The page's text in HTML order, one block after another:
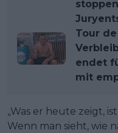
Tour
endet
mit
„Was er heute zeigt,
Wenn man sieht, wie